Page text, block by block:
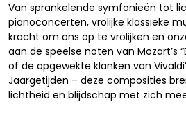
Van sprankelende symfonieën tot
pianoconcerten, vrolijke klassieke
kracht om ons op te vrolijken en
aan de speelse noten van Mozart’s
of de opgewekte klanken van
Jaargetijden – deze composities
lichtheid en blijdschap met zich